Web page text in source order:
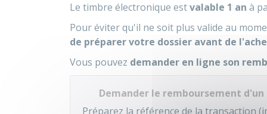
Le timbre électronique estvalable 1 an à
Pour éviter qu'il ne soit plus valide au
de préparer votre dossier avant de
Vous pouvez demander en ligne son
Demander le remboursement
Préparez la référence de la transaction